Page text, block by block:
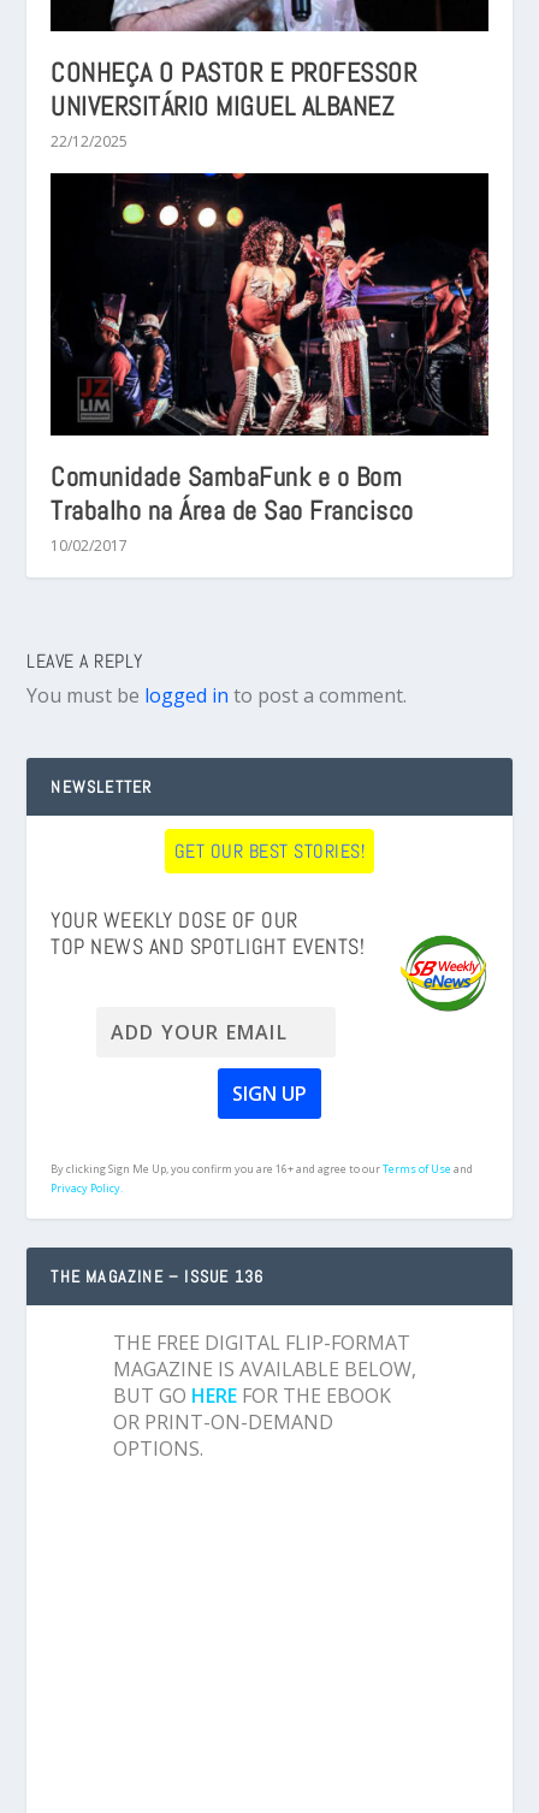
CONHEÇA O PASTOR E PROFESSOR
UNIVERSITÁRIO MIGUEL ALBANEZ
22/12/2025
Comunidade SambaFunk e o Bom
Trabalho na Área de Sao Francisco
10/02/2017
LEAVE A REPLY
You must be logged in to post a comment.
NEWSLETTER
GET OUR BEST STORIES!
YOUR WEEKLY DOSE OF OUR
TOP NEWS AND SPOTLIGHT EVENTS!
By clicking Sign Me Up, you confirm you are 16+ and agree to ourTerms of Useand
Privacy Policy.
THE MAGAZINE – ISSUE 136
THE FREE DIGITAL FLIP-FORMAT
MAGAZINE IS AVAILABLE BELOW,
BUT GO HERE FOR THE EBOOK
OR PRINT-ON-DEMAND
OPTIONS.